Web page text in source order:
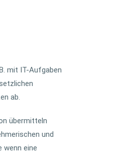
mit IT-Aufgaben
ab.
übermitteln
und
eine